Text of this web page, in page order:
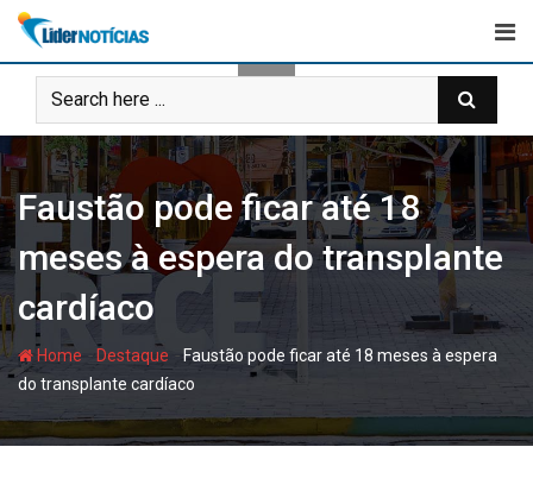
Skip
content
Faustão pode ficar até 18
meses à espera do transplante
cardíaco
Home - Destaque - Faustão pode ficar até 18 meses à espera
do transplante cardíaco